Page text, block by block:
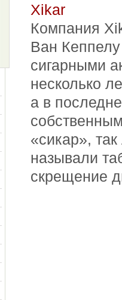
Xikar
Компания
Ван
сигарными
несколько
а в
«сикар»,
называли
скрещение